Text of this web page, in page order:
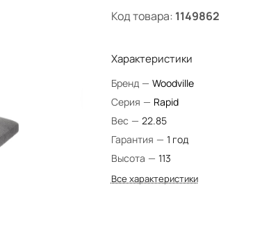
Код товара: 1149862
Характеристики
Бренд — Woodville
Серия — Rapid
Вес — 22.85
Гарантия — 1 год
Высота — 113
Все характеристики